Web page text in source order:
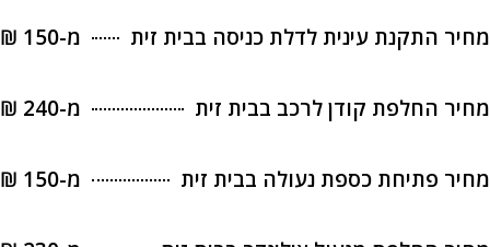
מחיר התקנת עינית לדלת כניסה בבית זית מ-150 ₪
מחיר החלפת קודן לרכב בבית זית מ-240 ₪
מחיר פתיחת כספת נעולה בבית זית מ-150 ₪